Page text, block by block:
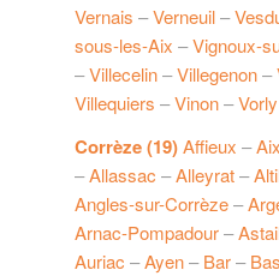
Vernais –Verneuil–
sous-les-Aix –Vignoux-
–Villecelin–Villegenon–
Villequiers –Vinon–Vorly
Corrèze (19)Affieux –Aix
–Allassac –Alleyrat–
Angles-sur-Corrèze–
Arnac-Pompadour–
Auriac –Ayen–Bar–